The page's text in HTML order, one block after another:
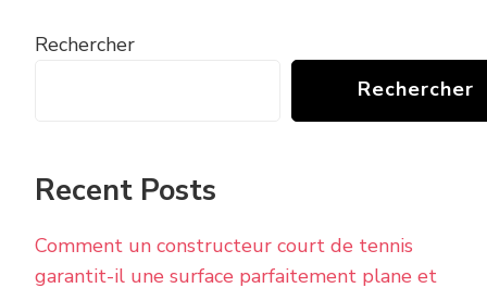
Rechercher
Rechercher
Recent Posts
Comment un constructeur court de tennis
garantit-il une surface parfaitement plane et